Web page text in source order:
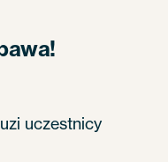
uczestnicy